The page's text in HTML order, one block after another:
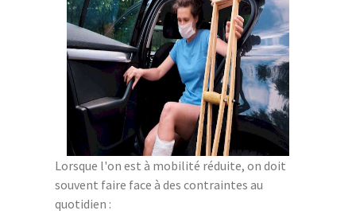
Lorsque l'on est à mobilité réduite, on doit
souvent faire face à des contraintes au
quotidien :